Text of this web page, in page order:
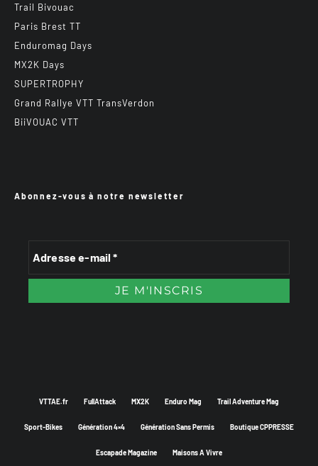
Trail Bivouac
Paris Brest TT
Enduromag Days
MX2K Days
SUPERTROPHY
Grand Rallye VTT TransVerdon
BiiVOUAC VTT
Abonnez-vous à notre newsletter
VTTAE.fr FullAttack MX2K Enduro Mag Trail Adventure Mag
Sport-Bikes Génération 4×4 Génération Sans Permis Boutique CPPRESSE
Escapade Magazine Maisons A Vivre